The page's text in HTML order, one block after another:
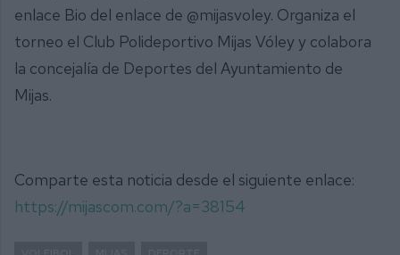
enlace Bio del enlace de @mijasvoley. Organiza el
torneo el Club Polideportivo Mijas Vóley y colabora
la concejalía de Deportes del Ayuntamiento de
Mijas.
Comparte esta noticia desde el siguiente enlace:
https://mijascom.com/?a=38154